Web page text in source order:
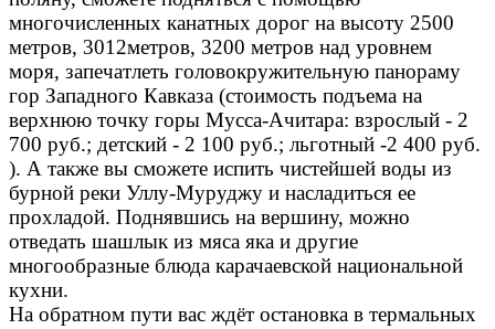
многочисленных канатных дорог на высоту 2500
метров, 3012метров, 3200 метров над уровнем
моря, запечатлеть головокружительную панораму
гор Западного Кавказа (стоимость подъема на
верхнюю точку горы Мусса-Ачитара: взрослый - 2
700 руб.; детский - 2 100 руб.; льготный -2 400 руб.
). А также вы сможете испить чистейшей воды из
бурной реки Уллу-Муруджу и насладиться ее
прохладой. Поднявшись на вершину, можно
отведать шашлык из мяса яка и другие
многообразные блюда карачаевской национальной
кухни.
На обратном пути вас ждёт остановка в термальных